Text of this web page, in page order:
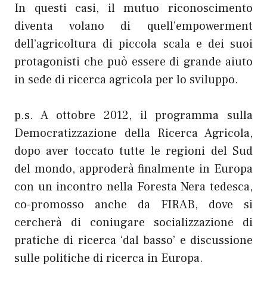
In questi casi, il mutuo riconoscimento
diventa volano di quell’empowerment
dell’agricoltura di piccola scala e dei suoi
protagonisti che può essere di grande aiuto
in sede di ricerca agricola per lo sviluppo.
p.s. A ottobre 2012, il programma sulla
Democratizzazione della Ricerca Agricola,
dopo aver toccato tutte le regioni del Sud
del mondo, approderà finalmente in Europa
con un incontro nella Foresta Nera tedesca,
co-promosso anche da FIRAB, dove si
cercherà di coniugare socializzazione di
pratiche di ricerca ‘dal basso’ e discussione
sulle politiche di ricerca in Europa.